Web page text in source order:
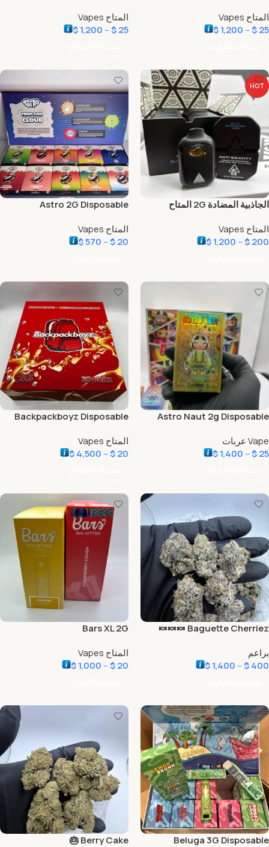
المتاح Vapes
$25
–
$1,200
المتاح Vapes
$25
–
$1,200
HOT
الجاذبية المضادة 2G المتاح
المتاح Vapes
$200
–
$1,200
Astro 2G Disposable
المتاح Vapes
$20
–
$570
Astro Naut 2g Disposable
Vape عربات
$25
–
$1,400
Backpackboyz Disposable
المتاح Vapes
$20
–
$4,500
Baguette Cherriez 🍬🍬🍬
براعم
$400
–
$1,400
Bars XL 2G
المتاح Vapes
$20
–
$1,000
Beluga 3G Disposable
Berry Cake 🎂